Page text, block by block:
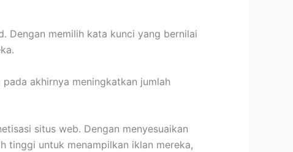
Dengan memilih kata kunci yang bernilai
akhirnya meningkatkan jumlah
situs web. Dengan menyesuaikan
tinggi untuk menampilkan iklan mereka,